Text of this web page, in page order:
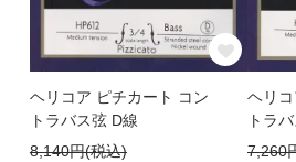
ヘリコア ピチカート コン
トラバス弦 D線
8,140円(税込)
ヘリ
トラ
7,260